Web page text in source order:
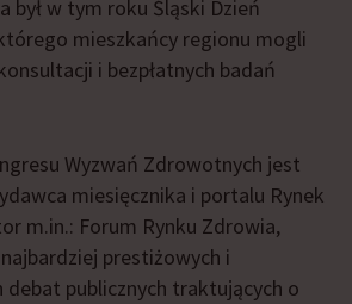
był w tym roku Śląski Dzień
mieszkańcy regionu mogli
i bezpłatnych badań
Wyzwań Zdrowotnych jest
miesięcznika i portalu Rynek
m.in.: Forum Rynku Zdrowia,
prestiżowych i
publicznych traktujących o